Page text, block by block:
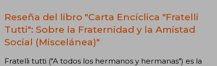
Reseña del libro "Carta Encíclica "Fratelli
Tutti": Sobre la Fraternidad y la Amistad
Social (Miscelánea)"
Fratelli tutti ("A todos los hermanos y hermanas") es la